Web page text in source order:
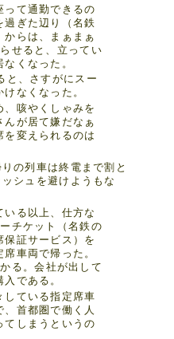
って通勤できるの
過ぎた辺り（名鉄
らは、まぁまぁ
せると、立ってい
くなった。
と、さすがにスー
なくなった。
咳やくしゃみを
が居て嫌だなぁ
を変えられるのは
の列車は終電まで割と
シュを避けようもな
いる以上、仕方な
チケット（名鉄の
証サービス）を
車両で帰った。
る。会社が出して
である。
している指定席車
首都圏で働く人
てしまうというの